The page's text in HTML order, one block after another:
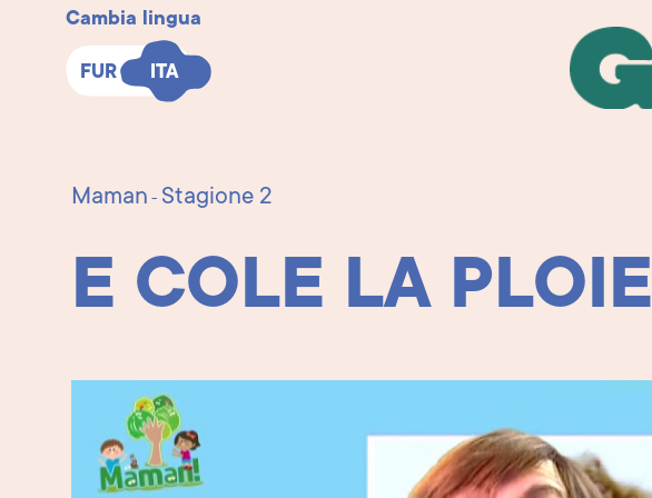
Cambia lingua
FUR ITA
FUR ITA
Ghiti
Maman - Stagione 2
E COLE LA PLOIE